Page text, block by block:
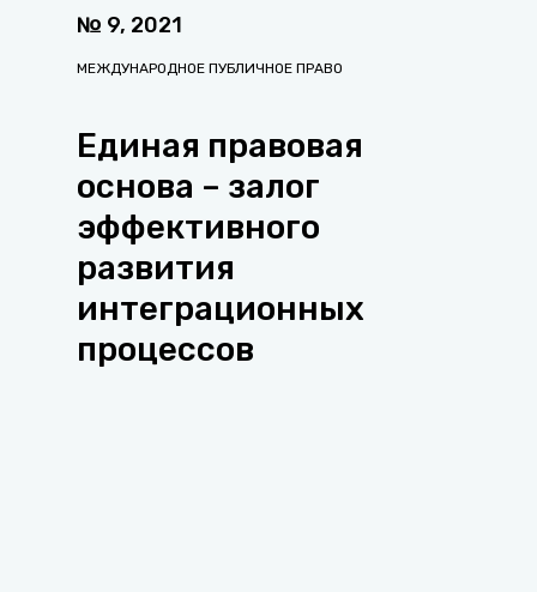
№ 9, 2021
МЕЖДУНАРОДНОЕ ПУБЛИЧНОЕ ПРАВО
Единая правовая
основа – залог
эффективного
развития
интеграционных
процессов